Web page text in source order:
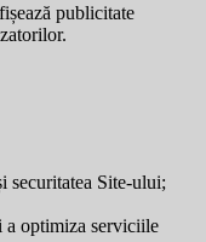
publicitate
securitatea Site-ului;
a optimiza serviciile